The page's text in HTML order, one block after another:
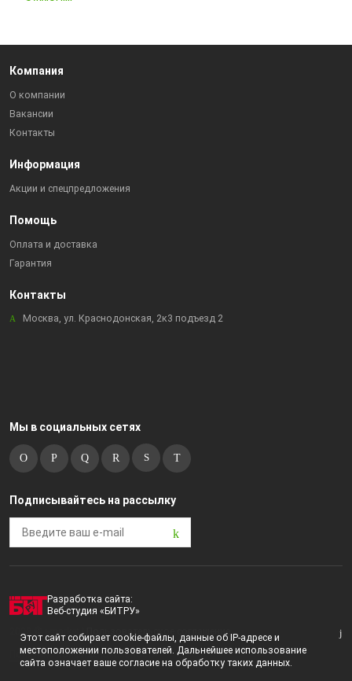
Компания
О компании
Вакансии
Контакты
Информация
Акции и спецпредложения
Помощь
Оплата и доставка
Гарантия
Контакты
Москва, ул. Краснодонская, 2к3 подъезд 2
Мы в социальных сетях
Подписывайтесь на рассылку
Разработка сайта:
Веб-студия «БИТРУ»
2023 © i-market |
Пользовательское соглашение
Политика конфиденциальности
Этот сайт собирает cookie-файлы, данные об IP-адресе и
местоположении пользователей. Дальнейшее использование
сайта означает ваше согласие на обработку таких данных.